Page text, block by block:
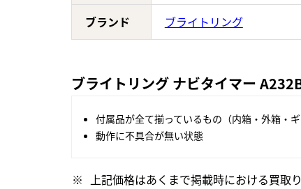
ブランド ブライトリング
ブライトリング ナビタイマー
付属品が全て揃っているもの（内箱・外箱・ギ
動作に不具合が無い状態
上記価格はあくまで掲載時における買取